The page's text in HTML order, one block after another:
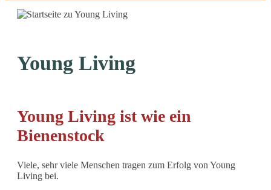
Young Living
Young Living ist wie ein
Bienenstock
Viele, sehr viele Menschen tragen zum Erfolg von Young
Living bei.